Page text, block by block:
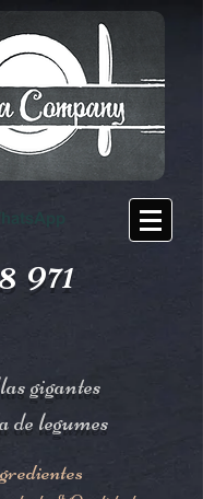
971
gigantes
de legumes